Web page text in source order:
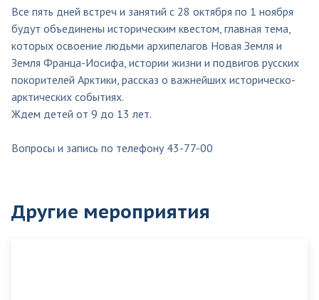
Все пять дней встреч и занятий с 28 октября по 1 ноября
будут объединены историческим квестом, главная тема,
которых освоение людьми архипелагов Новая Земля и
Земля Франца-Иосифа, истории жизни и подвигов русских
покорителей Арктики, рассказ о важнейших историческо-
арктических событиях.
Ждем детей от 9 до 13 лет.
Вопросы и запись по телефону 43-77-00
Другие мероприятия